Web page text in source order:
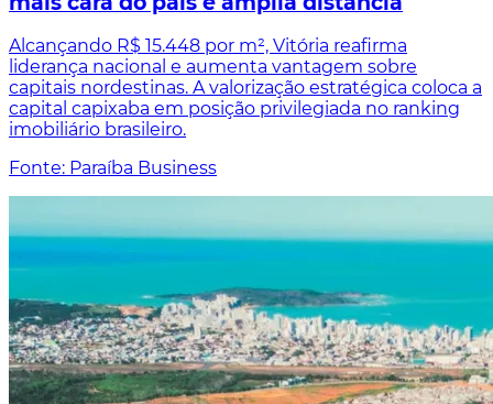
Alcançando R$ 15.448 por m², Vitória reafirma
liderança nacional e aumenta vantagem sobre
capitais nordestinas. A valorização estratégica coloca a
capital capixaba em posição privilegiada no ranking
imobiliário brasileiro.
Fonte: Paraíba Business